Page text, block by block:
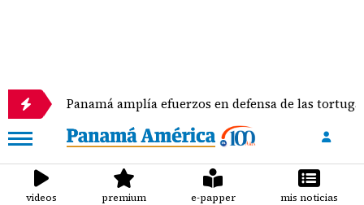
Panamá amplía efuerzos en defensa de las tortugas marinas
videos premium e-papper mis noticias